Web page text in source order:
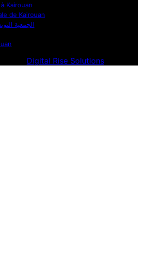
Kairouan
de Kairouan
الجمعية
Digital Rise Solutions